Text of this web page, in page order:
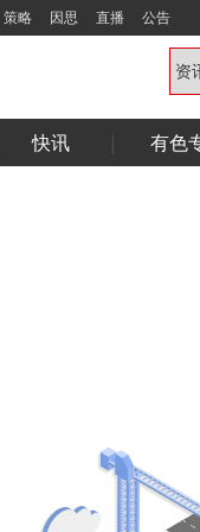
策略 因思 直播 公告
快讯 有色